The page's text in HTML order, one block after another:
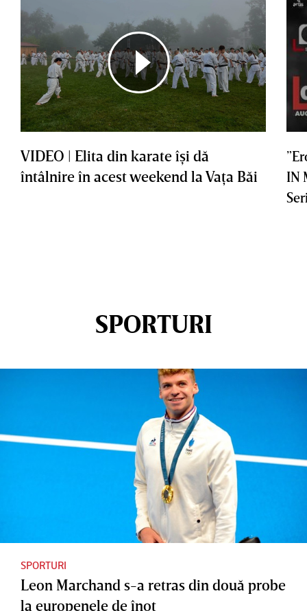
VIDEO | Elita din karate îşi dă
întâlnire în acest weekend la Vaţa Băi
IN
SPORTURI
SPORTURI
Leon Marchand s-a retras din două probe
la europenele de înot